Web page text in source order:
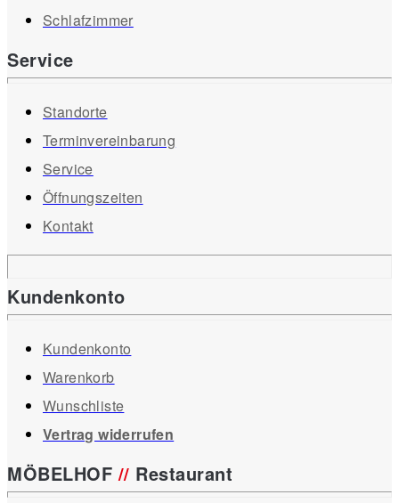
Schlafzimmer
Service
Standorte
Terminvereinbarung
Service
Öffnungszeiten
Kontakt
Kundenkonto
Kundenkonto
Warenkorb
Wunschliste
Vertrag widerrufen
MÖBELHOF// Restaurant